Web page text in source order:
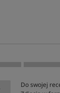
Do swojej